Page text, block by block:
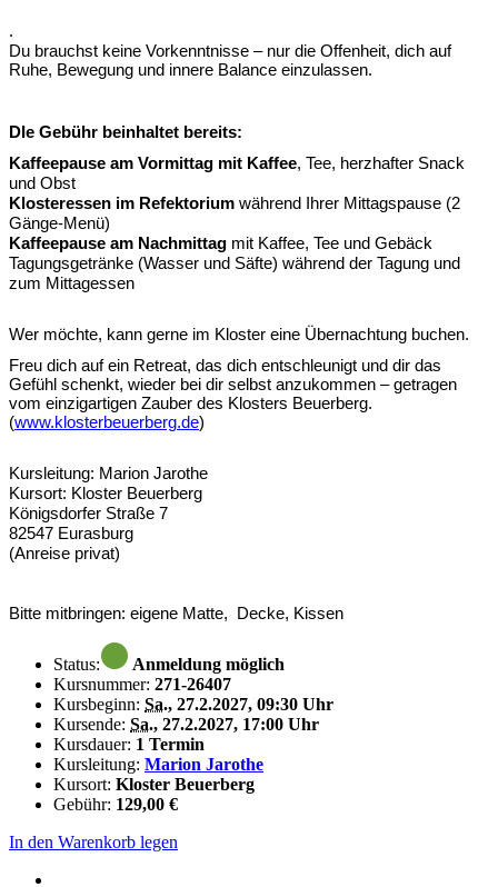
.
Du brauchst keine Vorkenntnisse – nur die Offenheit, dich auf
Ruhe, Bewegung und innere Balance einzulassen.
DIe Gebühr beinhaltet bereits:
Kaffeepause am Vormittag mit Kaffee, Tee, herzhafter Snack
und Obst
Klosteressen im Refektorium während Ihrer Mittagspause (2
Gänge-Menü)
Kaffeepause am Nachmittag mit Kaffee, Tee und Gebäck
Tagungsgetränke (Wasser und Säfte) während der Tagung und
zum Mittagessen
Wer möchte, kann gerne im Kloster eine Übernachtung buchen.
Freu dich auf ein Retreat, das dich entschleunigt und dir das
Gefühl schenkt, wieder bei dir selbst anzukommen – getragen
vom einzigartigen Zauber des Klosters Beuerberg.
(www.klosterbeuerberg.de)
Kursleitung: Marion Jarothe
Kursort: Kloster Beuerberg
Königsdorfer Straße 7
82547 Eurasburg
(Anreise privat)
Bitte mitbringen: eigene Matte, Decke, Kissen
Status:
Anmeldung möglich
Kursnummer: 271-26407
Kursbeginn: Sa., 27.2.2027, 09:30 Uhr
Kursende: Sa., 27.2.2027, 17:00 Uhr
Kursdauer: 1 Termin
Kursleitung: Marion Jarothe
Kursort: Kloster Beuerberg
Gebühr: 129,00 €
In den Warenkorb legen